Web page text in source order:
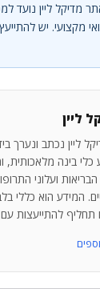
מדיקל ליין נועד
מקצועי. יש
ליין
ליין נכתב ונערך
בינה מלאכותית,
ועלוני
המידע הוא כללי
תחליף להתייעצות